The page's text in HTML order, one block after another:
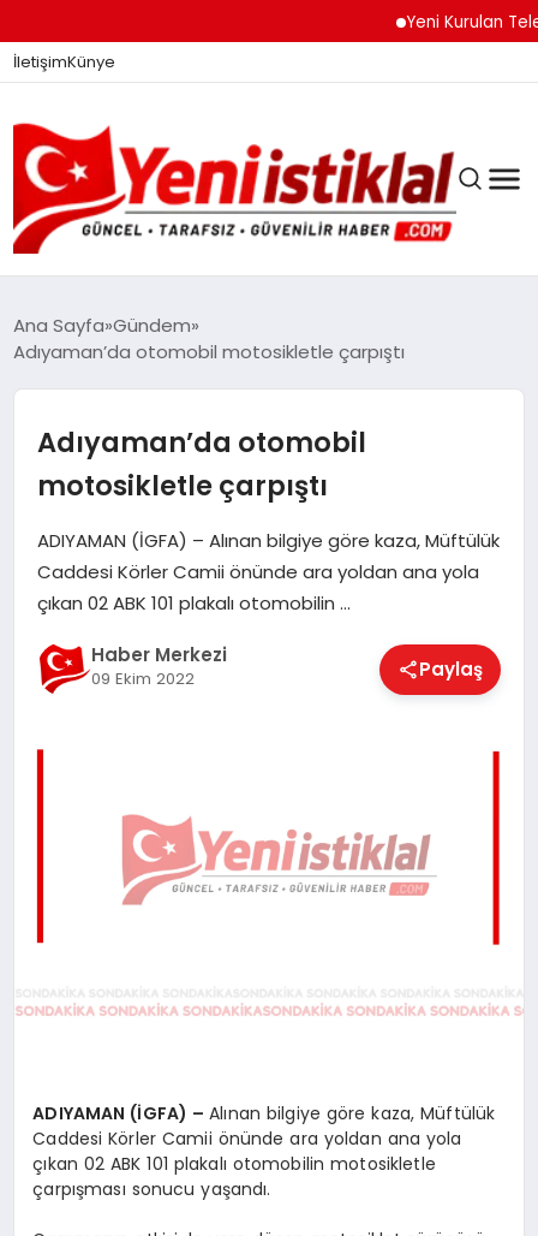
Yeni Kurulan
İletişimKünye
GÜNDEM
DÜNYA
EĞITIM
EKONOMI
MAGAZIN
TEKNOLOJI
Ana Sayfa Gündem
Adıyaman’da otomobil motosikletle çarpıştı
Adıyaman’da otomobil
motosikletle çarpıştı
ADIYAMAN (İGFA) – Alınan bilgiye göre kaza, Müftülük
Caddesi Körler Camii önünde ara yoldan ana yola
çıkan 02 ABK 101 plakalı otomobilin …
Haber Merkezi
09 Ekim 2022 Paylaş
ADIYAMAN (İGFA) –Alınan bilgiye göre kaza, Müftülük
Caddesi Körler Camii önünde ara yoldan ana yola
çıkan 02 ABK 101 plakalı otomobilin motosikletle
çarpışması sonucu yaşandı.